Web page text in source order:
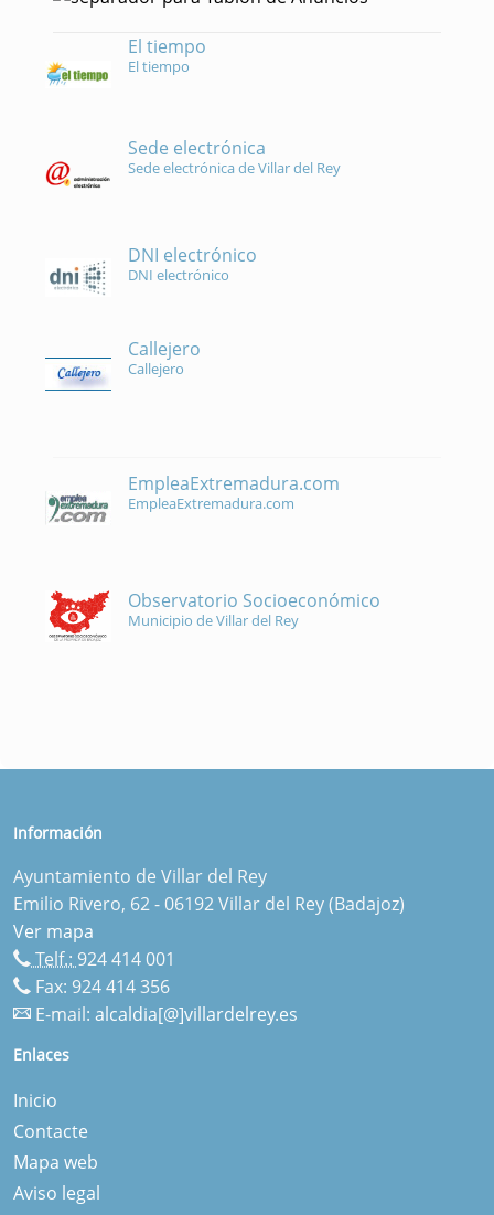
El tiempo
El tiempo
Sede electrónica
Sede electrónica de Villar del Rey
DNI electrónico
DNI electrónico
Callejero
Callejero
EmpleaExtremadura.com
EmpleaExtremadura.com
Observatorio Socioeconómico
Municipio de Villar del Rey
Información
Ayuntamiento de Villar del Rey
Emilio Rivero, 62 - 06192 Villar del Rey (Badajoz)
Ver mapa
Telf.: 924 414 001
Fax: 924 414 356
E-mail: alcaldia[@]villardelrey.es
Enlaces
Inicio
Contacte
Mapa web
Aviso legal